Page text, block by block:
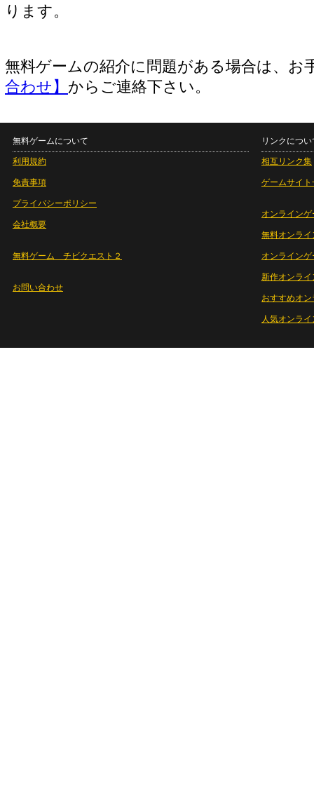
ります。
無料ゲームの紹介に問題がある場合は、お
合わせ】 からご連絡下さい。
無料ゲームについて
利用規約
免責事項
プライバシーポリシー
会社概要
無料ゲーム チビクエスト２
お問い合わせ
リンクについ
相互リンク集
ゲームサイト
オンラインゲ
無料オンライ
オンライン
新作オンライ
おすすめオ
人気オンラ